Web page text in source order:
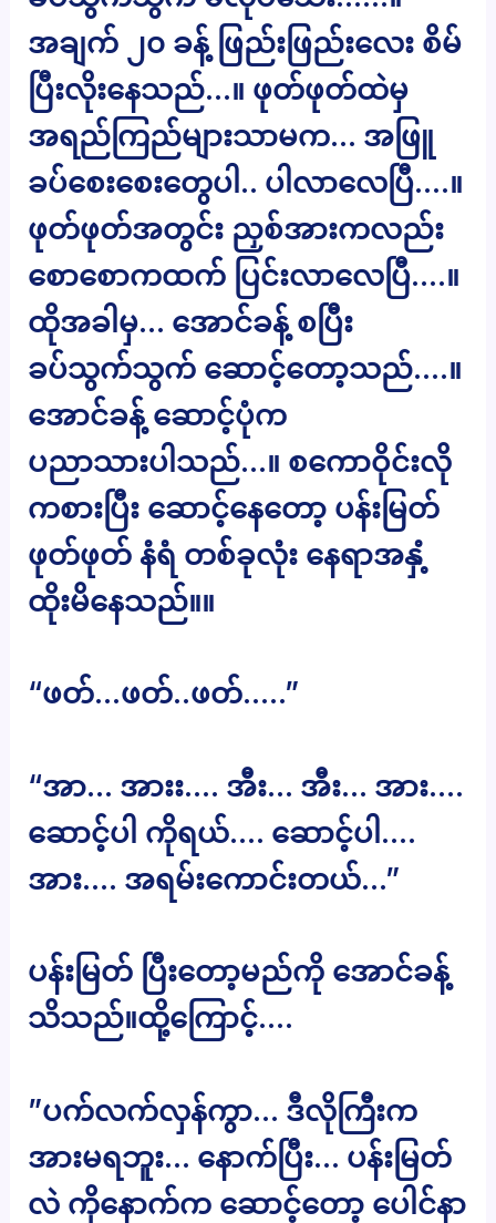
အချက် ၂၀ ခန့် ဖြည်းဖြည်းလေး စိမ်
ပြီးလိုးနေသည်…။ ဖုတ်ဖုတ်ထဲမှ
အရည်ကြည်များသာမက… အဖြူ
ခပ်စေးစေးတွေပါ.. ပါလာလေပြီ….။
ဖုတ်ဖုတ်အတွင်း ညှစ်အားကလည်း
စောစောကထက် ပြင်းလာလေပြီ….။
ထိုအခါမှ… အောင်ခန့် စပြီး
ခပ်သွက်သွက် ဆောင့်တော့သည်….။
အောင်ခန့် ဆောင့်ပုံက
ပညာသားပါသည်…။ စကောဝိုင်းလို
ကစားပြီး ဆောင့်နေတော့ ပန်းမြတ်
ဖုတ်ဖုတ် နံရံ တစ်ခုလုံး နေရာအနှံ့
ထိုးမိနေသည်။။
“ဖတ်…ဖတ်..ဖတ်…..”
“အာ… အားး…. အီး… အီး… အား….
ဆောင့်ပါ ကိုရယ်…. ဆောင့်ပါ….
အား…. အရမ်းကောင်းတယ်…”
ပန်းမြတ် ပြီးတော့မည်ကို အောင်ခန့်
သိသည်။ထို့ကြောင့်….
”ပက်လက်လှန်ကွာ… ဒီလိုကြီးက
အားမရဘူး… နောက်ပြီး… ပန်းမြတ်
လဲ ကိုနောက်က ဆောင့်တော့ ပေါင်နာ